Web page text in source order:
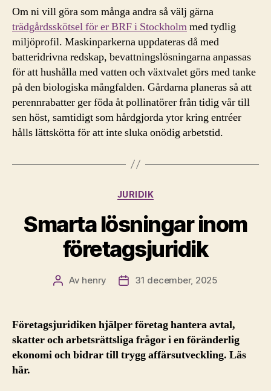
Om ni vill göra som många andra så välj gärna
trädgårdsskötsel för er BRF i Stockholmmed tydlig
miljöprofil. Maskinparkerna uppdateras då med
batteridrivna redskap, bevattningslösningarna anpassas
för att hushålla med vatten och växtvalet görs med tanke
på den biologiska mångfalden. Gårdarna planeras så att
perennrabatter ger föda åt pollinatörer från tidig vår till
sen höst, samtidigt som hårdgjorda ytor kring entréer
hålls lättskötta för att inte sluka onödig arbetstid.
Kategorier
JURIDIK
Smarta lösningar inom
företagsjuridik
Inläggsförfattare
Av henry Inläggsdatum
31 december, 2025
Företagsjuridiken hjälper företag hantera avtal,
skatter och arbetsrättsliga frågor i en föränderlig
ekonomi och bidrar till trygg affärsutveckling. Läs
här.